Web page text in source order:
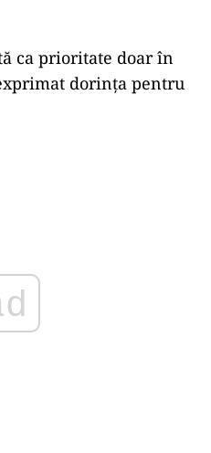
ca prioritate doar în
dorința pentru